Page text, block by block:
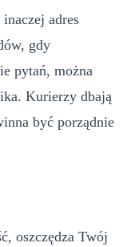
adres
gdy
pytań, można
Kurierzy dbają
być porządnie
oszczędza Twój